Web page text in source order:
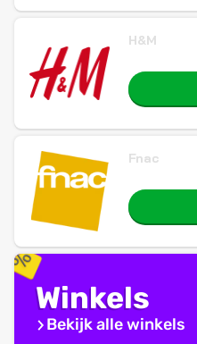
H&M
Fnac
Winkels
Bekijk alle winkels